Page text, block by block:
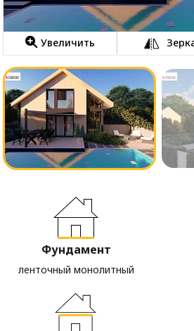
Увеличить
Фундамент
ленточный монолитный